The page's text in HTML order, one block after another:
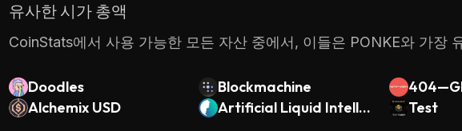
유사한 시가 총액
CoinStats에서 사용 가능한 모든 자산 중에서, 이들은 PONKE와 가장
Doodles Blockmachine
Alchemix USD
Artificial Liquid Intellig
Test